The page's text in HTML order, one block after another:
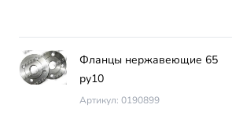
Фланцы нержавеющие 65
ру10
Артикул: 0190899